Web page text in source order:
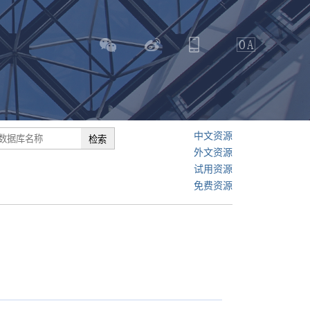
中文资源
外文资源
试用资源
免费资源